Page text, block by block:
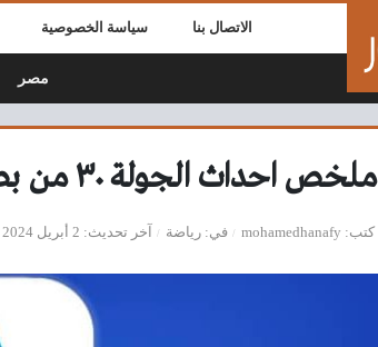
الاتصال بنا سياسة الخصوصية
مصر
ملخص احداث الجولة ٣٠ من بطولة الدوري الايطالي
كتب mohamedhanafy في رياضة آخر تحديث 2 أبريل 2024 - 11:52م